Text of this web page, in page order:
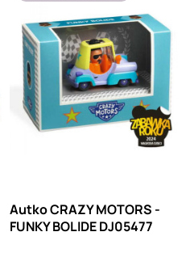
Autko CRAZY MOTORS -
FUNKY BOLIDE DJ05477